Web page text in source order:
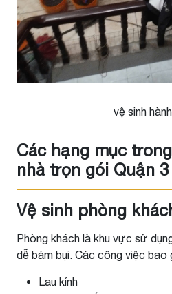
vệ sinh
Các hạng mục
nhà trọn gói Quận 3
Vệ sinh phòng
Phòng khách là khu vực sử
dễ bám bụi. Các công việc bao
Lau kính